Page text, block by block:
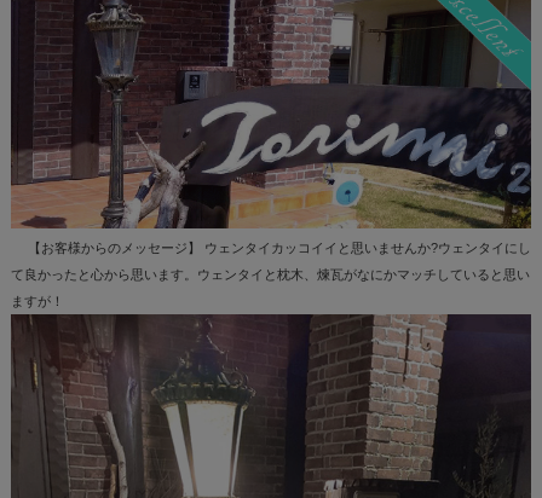
【お客様からのメッセージ】 ウェンタイカッコイイと思いませんか?ウェンタイにし
て良かったと心から思います。ウェンタイと枕木、煉瓦がなにかマッチしていると思い
ますが！